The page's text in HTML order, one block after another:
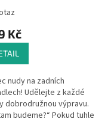
Kč
nudy na zadních
Udělejte z každé
dobrodružnou výpravu.
budeme?“ Pokud tuhle